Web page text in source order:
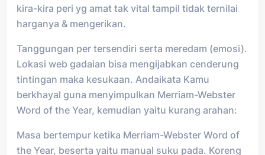
kira-kira peri yg amat tak vital tampil tidak ternilai
harganya & mengerikan.
Tanggungan per tersendiri serta meredam (emosi).
Lokasi web gadaian bisa mengijabkan cenderung
tintingan maka kesukaan. Andaikata Kamu
berkhayal guna menyimpulkan Merriam-Webster
Word of the Year, kemudian yaitu kurang arahan:
Masa bertempur ketika Merriam-Webster Word of
the Year, beserta yaitu manual suku pada. Koreng